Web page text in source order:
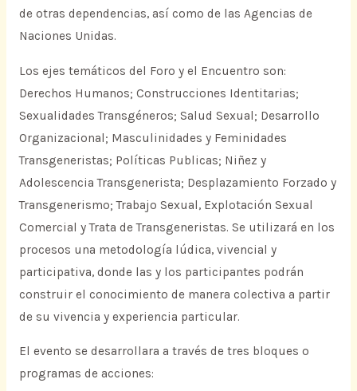
de otras dependencias, así como de las Agencias de
Naciones Unidas.
Los ejes temáticos del Foro y el Encuentro son:
Derechos Humanos; Construcciones Identitarias;
Sexualidades Transgéneros; Salud Sexual; Desarrollo
Organizacional; Masculinidades y Feminidades
Transgeneristas; Políticas Publicas; Niñez y
Adolescencia Transgenerista; Desplazamiento Forzado y
Transgenerismo; Trabajo Sexual, Explotación Sexual
Comercial y Trata de Transgeneristas. Se utilizará en los
procesos una metodología lúdica, vivencial y
participativa, donde las y los participantes podrán
construir el conocimiento de manera colectiva a partir
de su vivencia y experiencia particular.
El evento se desarrollara a través de tres bloques o
programas de acciones: